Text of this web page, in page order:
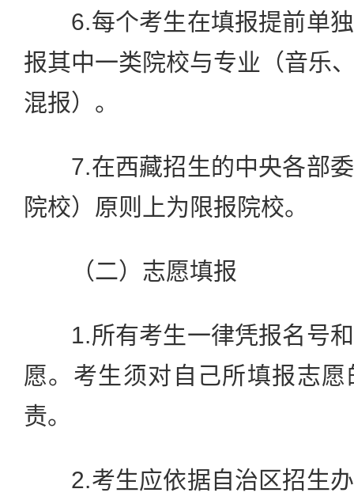
6.每个考生在填报提前单独
报其中一类院校与专业（音乐
混报）。
7.在西藏招生的中央各部委
院校）原则上为限报院校。
（二）志愿填报
1.所有考生一律凭报名号和
愿。考生须对自己所填报志
责。
2.考生应依据自治区招生办